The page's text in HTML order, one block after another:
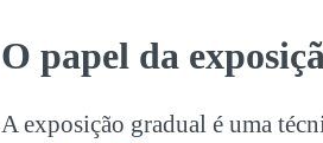
O papel da
Aexposição gradual é uma